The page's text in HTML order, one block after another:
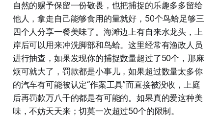
自然的赐予保留一份敬畏，也把捕捉的乐趣多多留给
他人，拿走自己能够食用的量就好，50个鸟蛤足够三
四个人分享一餐美味了。海滩边上有自来水龙头，上
岸后可以用来冲洗脚部和鸟蛤。这里经常有渔政人员
进行抽查，如果发现你的捕捉数量超过了50个，那麻
烦可就大了，罚款都是小事儿，如果超过数量太多你
的汽车有可能被认定“作案工具”而直接被没收，上庭
后再罚款万八千的都是有可能的。如果真的爱这种美
味，不妨天天来；切莫一次超过50个的限制。